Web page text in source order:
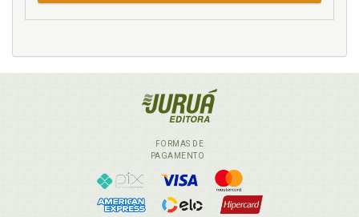
Penha. Leandro Mendonça Fortuna e Letícia Fonseca
Paiva Delgado, p. 205
da vítima de lesões corporais leves no âmbito da Lei
Letícia Fonseca Paiva Delgado, p. 205
FORMAS DE
PAGAMENTO